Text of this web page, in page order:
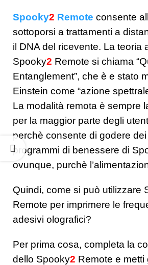
Spooky2 Remote consente
sottoporsi a trattamenti a
il DNA del ricevente. La teoria
Spooky2 Remote si chiama
Entanglement”, che è e stato
Einstein come “azione
La modalità remota è sempre
per la maggior parte degli
perchè consente di godere
programmi di benessere di
ovunque, purchè
Quindi, come si può utilizzare
Remote per imprimere le
adesivi olografici?
Per prima cosa, completa la
dello Spooky2 Remote e metti